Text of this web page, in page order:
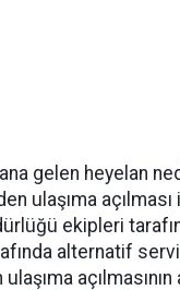
gelen heyelan
ulaşıma açılması
ekipleri
alternatif
açılmasının